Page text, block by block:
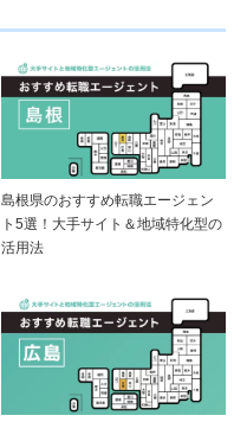
島根県のおすすめ転職エージェン
ト5選！大手サイト＆地域特化型の
活用法